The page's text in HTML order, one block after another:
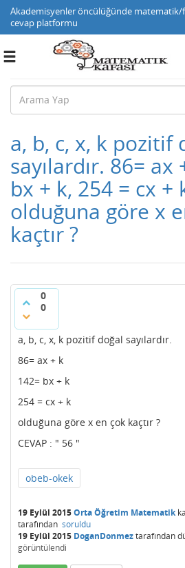
Akademisyenler öncülüğünde
cevap platformu
Toggle
a, b, c, x, k pozitif
sayılardır. 86= ax
bx + k, 254 = cx +
olduğuna göre x
kaçtır ?
0
0
a, b, c, x, k pozitif doğal sayılardır.
86= ax + k
142= bx + k
254 = cx + k
olduğuna göre x en çok kaçtır ?
CEVAP : " 56 "
obeb-okek
19 Eylül 2015Orta Öğretim Matematik
tarafından soruldu
19 Eylül 2015 DoganDonmeztarafından
görüntülendi